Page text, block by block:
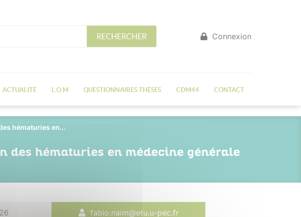
RECHERCHER Connexion
ACTUALITÉ L.O.M QUESTIONNAIRES THÈSES CDM44 CONTACT
hématuries en...
des hématuries en médecine générale
fabio.naim@etu.u-pec.fr